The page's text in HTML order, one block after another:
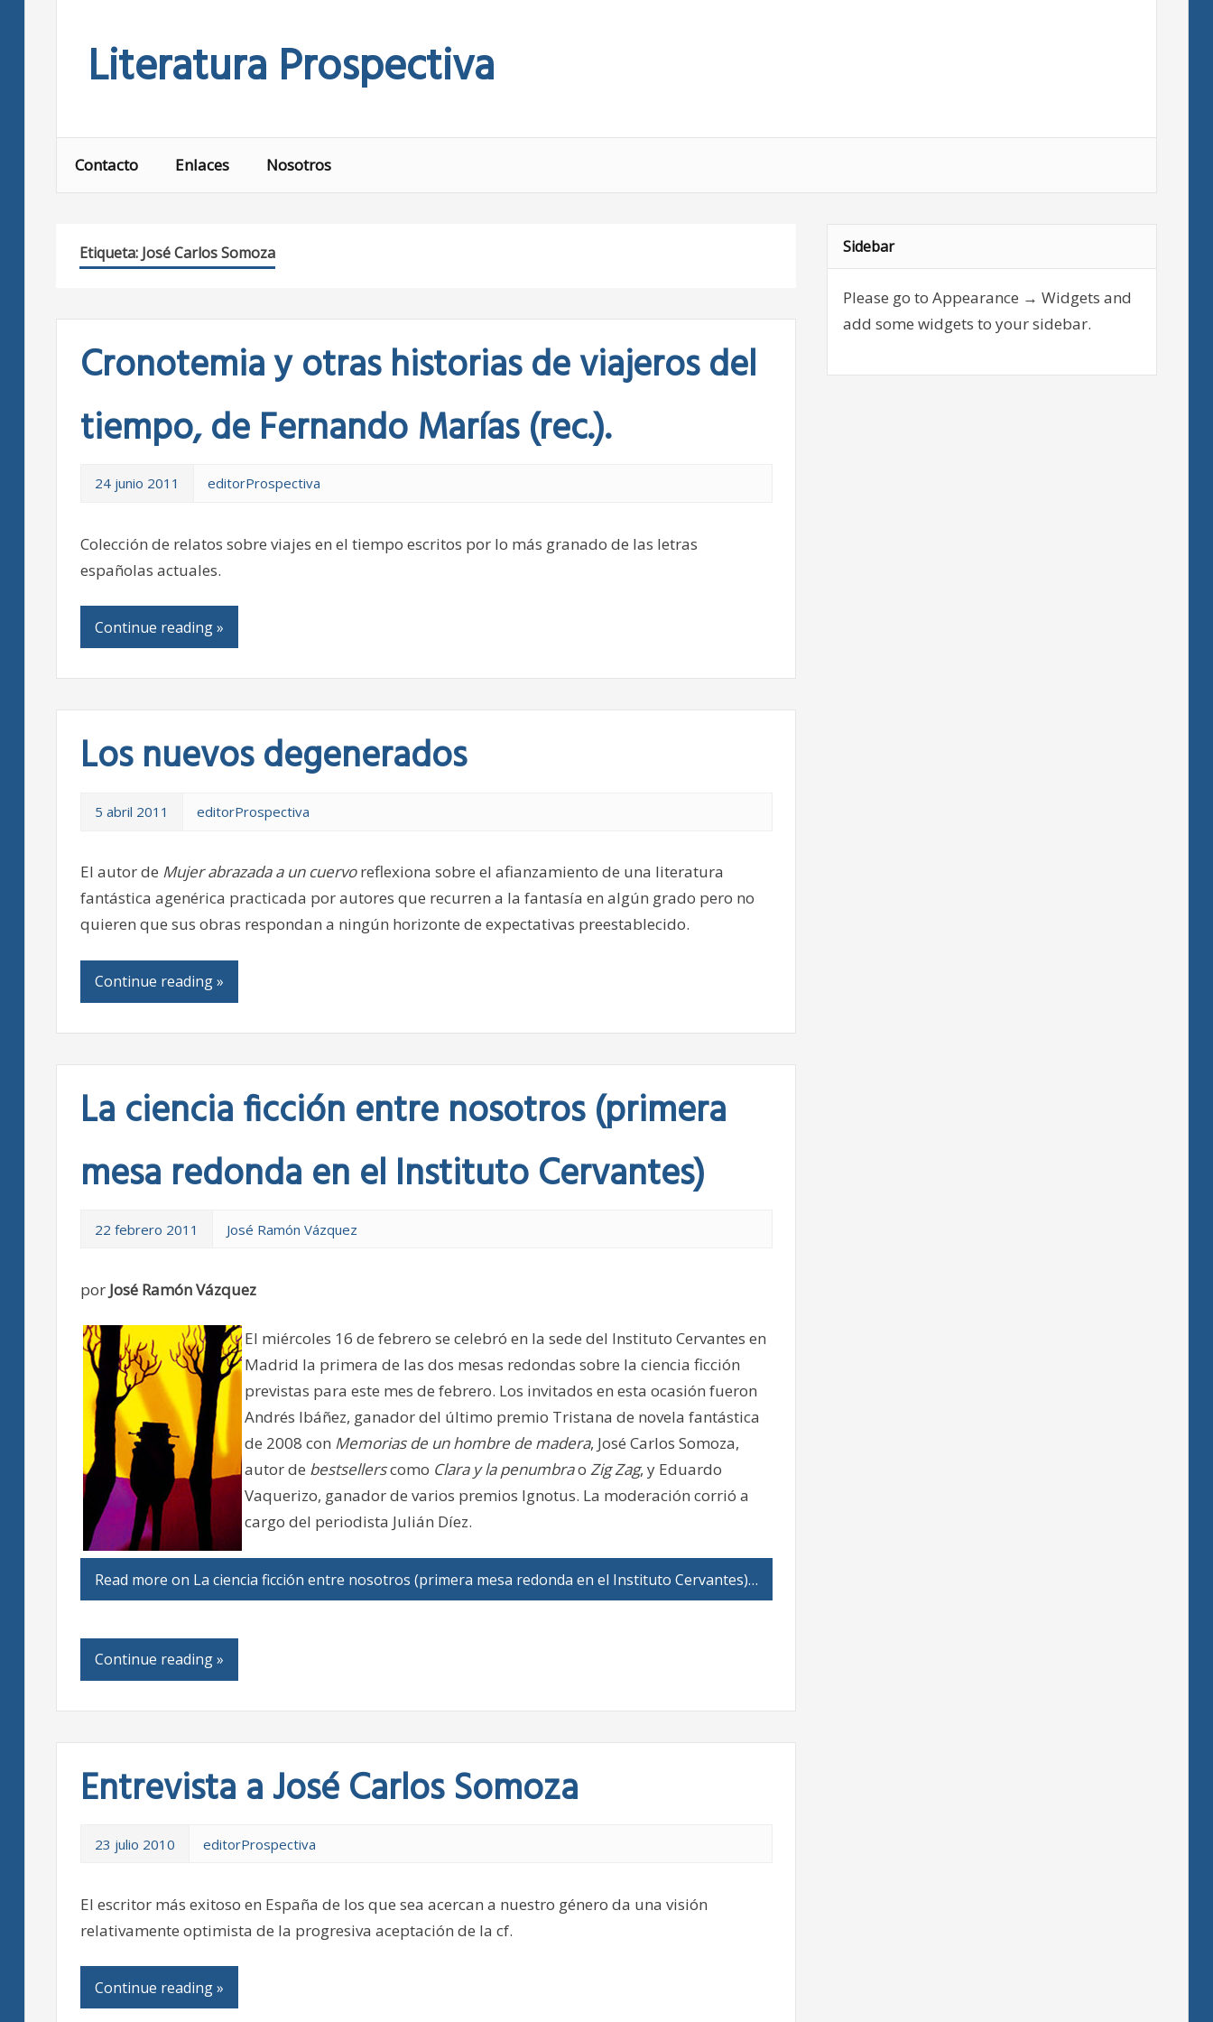
Literatura Prospectiva
Contacto Enlaces Nosotros
Etiqueta: José Carlos Somoza
Cronotemia y otras historias de viajeros del
tiempo, de Fernando Marías (rec.).
24 junio 2011 editorProspectiva
Colección de relatos sobre viajes en el tiempo escritos por lo más granado de las letras
españolas actuales.
Continue reading »
Los nuevos degenerados
5 abril 2011 editorProspectiva
El autor de Mujer abrazada a un cuervoreflexiona sobre el afianzamiento de una literatura
fantástica agenérica practicada por autores que recurren a la fantasía en algún grado pero no
quieren que sus obras respondan a ningún horizonte de expectativas preestablecido.
Continue reading »
La ciencia ficción entre nosotros (primera
mesa redonda en el Instituto Cervantes)
22 febrero 2011 José Ramón Vázquez
por José Ramón Vázquez
El miércoles 16 de febrero se celebró en la sede del Instituto Cervantes en
Madrid la primera de las dos mesas redondas sobre la ciencia ficción
previstas para este mes de febrero. Los invitados en esta ocasión fueron
Andrés Ibáñez, ganador del último premio Tristana de novela fantástica
de 2008 con Memorias de un hombre de madera, José Carlos Somoza,
autor de bestsellerscomo Clara y la penumbrao Zig Zag, y Eduardo
Vaquerizo, ganador de varios premios Ignotus. La moderación corrió a
cargo del periodista Julián Díez.
Read more on La ciencia ficción entre nosotros (primera mesa redonda en el Instituto Cervantes)…
Continue reading »
Entrevista a José Carlos Somoza
23 julio 2010 editorProspectiva
El escritor más exitoso en España de los que sea acercan a nuestro género da una visión
relativamente optimista de la progresiva aceptación de la cf.
Continue reading »
Sidebar
Please go to Appearance → Widgets and
add some widgets to your sidebar.